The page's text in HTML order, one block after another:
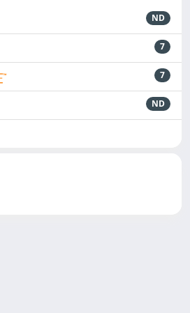
ND
7
7
ND